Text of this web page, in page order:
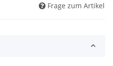
Frage zum Artikel